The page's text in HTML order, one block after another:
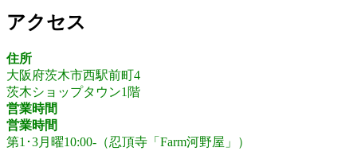
アクセス
住所
大阪府茨木市西駅前町4
茨木ショップタウン1階
営業時間
営業時間
第1･3月曜10:00-（忍頂寺「Farm河野屋」）